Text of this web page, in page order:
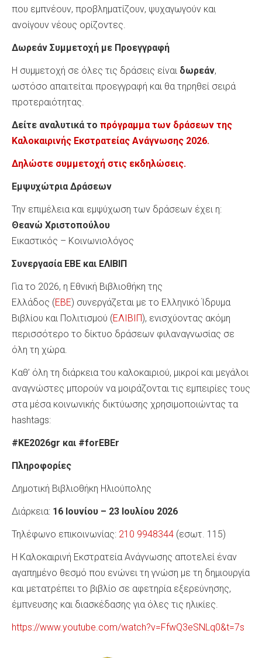
που εμπνέουν, προβληματίζουν, ψυχαγωγούν και
ανοίγουν νέους ορίζοντες.
Δωρεάν Συμμετοχή με Προεγγραφή
Η συμμετοχή σε όλες τις δράσεις είναι δωρεάν,
ωστόσο απαιτείται προεγγραφή και θα τηρηθεί σειρά
προτεραιότητας.
Δείτε αναλυτικά το πρόγραμμα των δράσεων της
Καλοκαιρινής Εκστρατείας Ανάγνωσης 2026.
Δηλώστε συμμετοχή στις εκδηλώσεις.
Εμψυχώτρια Δράσεων
Την επιμέλεια και εμψύχωση των δράσεων έχει η:
Θεανώ Χριστοπούλου
Εικαστικός – Κοινωνιολόγος
Συνεργασία ΕΒΕ και ΕΛΙΒΙΠ
Για το 2026, η Εθνική Βιβλιοθήκη της
Ελλάδος (ΕΒΕ) συνεργάζεται με το Ελληνικό Ίδρυμα
Βιβλίου και Πολιτισμού (ΕΛΙΒΙΠ), ενισχύοντας ακόμη
περισσότερο το δίκτυο δράσεων φιλαναγνωσίας σε
όλη τη χώρα.
Καθ’ όλη τη διάρκεια του καλοκαιριού, μικροί και μεγάλοι
αναγνώστες μπορούν να μοιράζονται τις εμπειρίες τους
στα μέσα κοινωνικής δικτύωσης χρησιμοποιώντας τα
hashtags:
#ΚΕ2026gr και #forEBEr
Πληροφορίες
Δημοτική Βιβλιοθήκη Ηλιούπολης
Διάρκεια: 16 Ιουνίου – 23 Ιουλίου 2026
Τηλέφωνο επικοινωνίας: 210 9948344 (εσωτ. 115)
Η Καλοκαιρινή Εκστρατεία Ανάγνωσης αποτελεί έναν
αγαπημένο θεσμό που ενώνει τη γνώση με τη δημιουργία
και μετατρέπει το βιβλίο σε αφετηρία εξερεύνησης,
έμπνευσης και διασκέδασης για όλες τις ηλικίες.
https://www.youtube.com/watch?v=FfwQ3eSNLq0&t=7s